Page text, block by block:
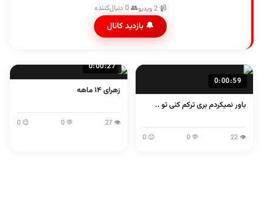
📹 2 ویدیو 👥 0 دنبال‌کننده
🔔 بازدید کانال
0:00:59
باور نمیکردم بری ترکم کنی تو ..
👁 22
💬 0
😊 0
0:00:27
زهرای ۱۴ ماهه
👁 27
💬 0
😊 0